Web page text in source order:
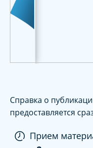
Справка о
предоставляется
Прием